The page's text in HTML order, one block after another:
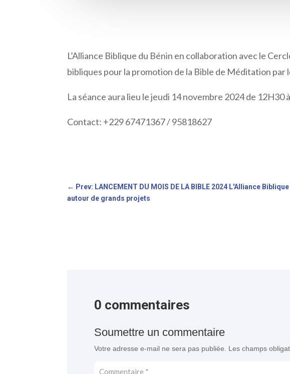
L’Alliance Biblique du Bénin en collaboration avec le
bibliques pour la promotion de la Bible de Méditation par
La séance aura lieu le jeudi 14 novembre 2024 de 12H30
Contact: +229 67471367 / 95818627
← Prev: LANCEMENT DU MOIS DE LA BIBLE 2024 L'Alliance
autour de grands projets
0 commentaires
Soumettre un commentaire
Votre adresse e-mail ne sera pas publiée. Les champs